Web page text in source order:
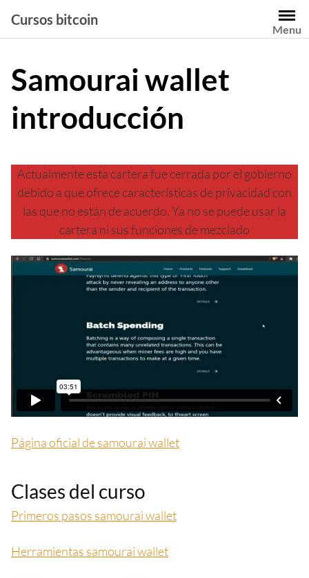
contenido
Cursos bitcoin
Menu
Samourai wallet
introducción
Actualmente esta cartera fue cerrada por el gobierno
debido a que ofrece características de privacidad con
las que no están de acuerdo. Ya no se puede usar la
cartera ni sus funciones de mezclado
Página oficial de samourai wallet
Clases del curso
Primeros pasos samourai wallet
Herramientas samourai wallet